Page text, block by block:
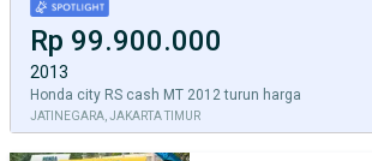
Rp 99.900.000
2013
Honda city RS cash MT 2012 turun harga
JATINEGARA, JAKARTA TIMUR